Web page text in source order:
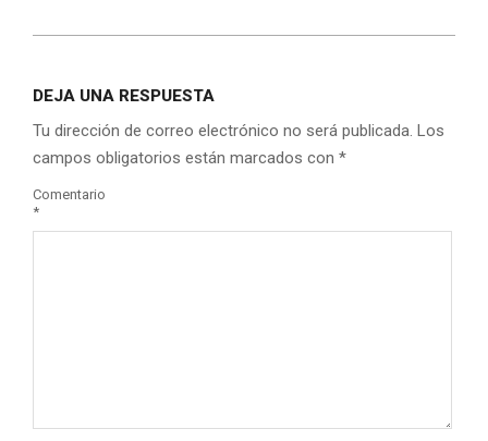
DEJA UNA RESPUESTA
Tu dirección de correo electrónico no será publicada. Los
campos obligatorios están marcados con *
Comentario
*